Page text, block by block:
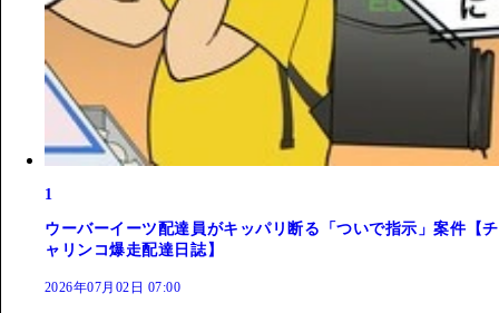
1
ウーバーイーツ配達員がキッパリ断る「ついで指示」案件【チ
ャリンコ爆走配達日誌】
2026年07月02日 07:00